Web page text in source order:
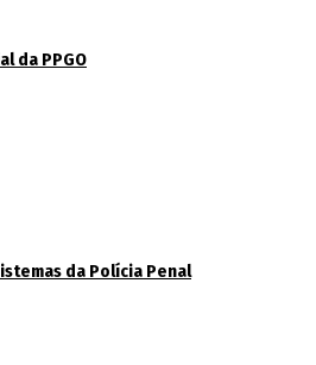
da PPGO
da Polícia Penal